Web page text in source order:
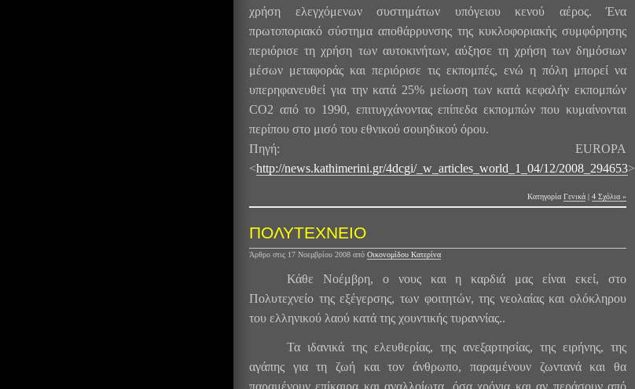
χρήση ελεγχόμενων συστημάτων υπόγειου κενού αέρος. Ένα
πρωτοποριακό σύστημα αποθάρρυνσης της κυκλοφοριακής συμφόρησης
περιόρισε τη χρήση των αυτοκινήτων, αύξησε τη χρήση των δημόσιων
μέσων μεταφοράς και περιόρισε τις εκπομπές, ενώ η πόλη μπορεί να
υπερηφανευθεί για την κατά 25% μείωση των κατά κεφαλήν εκπομπών
CO2 από το 1990, επιτυγχάνοντας επίπεδα εκπομπών που κυμαίνονται
περίπου στο μισό του εθνικού σουηδικού όρου.
Πηγή: EUROPA
<http://news.kathimerini.gr/4dcgi/_w_articles_world_1_04/12/2008_294653>
Κατηγορία Γενικά | 4 Σχόλια »
ΠΟΛΥΤΕΧΝΕΙΟ
Άρθρο στις 17 Νοεμβρίου 2008 από Οικονομίδου Κατερίνα
Κάθε Νοέμβρη, ο νους και η καρδιά μας είναι εκεί, στο
Πολυτεχνείο της εξέγερσης, των φοιτητών, της νεολαίας και ολόκληρου
του ελληνικού λαού κατά της χουντικής τυραννίας..
Τα ιδανικά της ελευθερίας, της ανεξαρτησίας, της ειρήνης, της
αγάπης για τη ζωή και τον άνθρωπο, παραμένουν ζωντανά και θα
παραμένουν επίκαιρα και αναλλοίωτα, όσα χρόνια και αν περάσουν από